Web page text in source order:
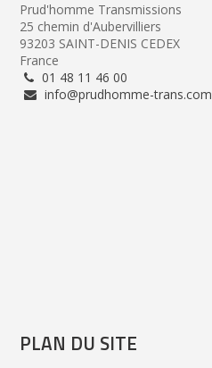
Prud'homme Transmissions
25 chemin d'Aubervilliers
93203 SAINT-DENIS CEDEX
France
01 48 11 46 00
info@prudhomme-trans.com
PLAN DU SITE